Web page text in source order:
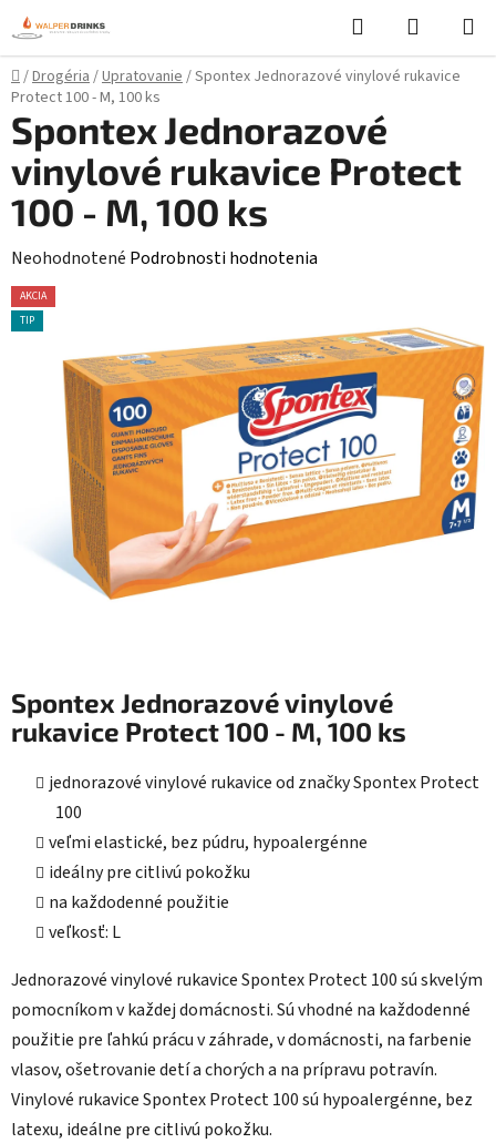
Prejsť
na
obsah
Hľadať
KOŠÍK
Domov
/Drogéria/Upratovanie/Spontex Jednorazové vinylové rukavice
Protect 100 - M, 100 ks
Spontex Jednorazové vinylové
rukavice Protect 100 - M, 100 ks
jednorazové vinylové rukavice od značky Spontex Protect
100
veľmi elastické, bez púdru, hypoalergénne
ideálny pre citlivú pokožku
na každodenné použitie
veľkosť: L
Jednorazové vinylové rukavice Spontex Protect 100 sú skvelým
pomocníkom v každej domácnosti. Sú vhodné na každodenné
použitie pre ľahkú prácu v záhrade, v domácnosti, na farbenie
vlasov, ošetrovanie detí a chorých a na prípravu potravín.
Vinylové rukavice Spontex Protect 100 sú hypoalergénne, bez
latexu, ideálne pre citlivú pokožku.
Spontex Jednorazové
vinylové rukavice Protect
100 - M, 100 ks
Priemerné
hodnotenie
produktu
hviezdičiek.
Neohodnotené Podrobnosti hodnotenia
AKCIA
TIP